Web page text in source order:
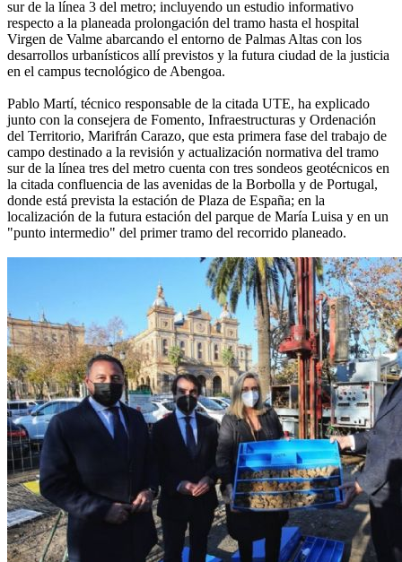
sur de la línea 3 del metro; incluyendo un estudio informativo
respecto a la planeada prolongación del tramo hasta el hospital
Virgen de Valme abarcando el entorno de Palmas Altas con los
desarrollos urbanísticos allí previstos y la futura ciudad de la justicia
en el campus tecnológico de Abengoa.
Pablo Martí, técnico responsable de la citada UTE, ha explicado
junto con la consejera de Fomento, Infraestructuras y Ordenación
del Territorio, Marifrán Carazo, que esta primera fase del trabajo de
campo destinado a la revisión y actualización normativa del tramo
sur de la línea tres del metro cuenta con tres sondeos geotécnicos en
la citada confluencia de las avenidas de la Borbolla y de Portugal,
donde está prevista la estación de Plaza de España; en la
localización de la futura estación del parque de María Luisa y en un
"punto intermedio" del primer tramo del recorrido planeado.